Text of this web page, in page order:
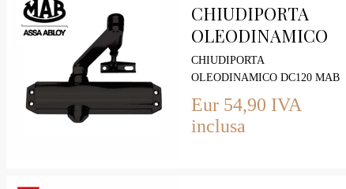
CHIUDIPORTA
OLEODINAMICO
DC120 MAB con
fermo Forza 2-4
CHIUDIPORTA
OLEODINAMICO DC120 MAB
Eur 54,90 IVA
inclusa